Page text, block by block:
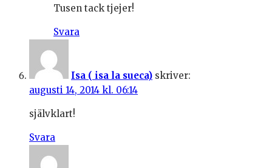
Tusen tack tjejer!
Svara
Isa ( isa la sueca) skriver:
augusti 14, 2014 kl. 06:14
självklart!
Svara